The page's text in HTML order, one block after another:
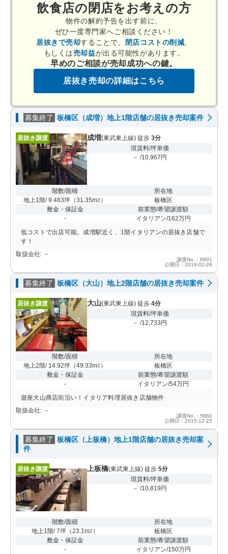
飲食店の閉店をお考えの方
物件の解約予告を出す前に、
ぜひ一度専門家へご相談ください！
居抜きで売却することで、 閉店コストの削減
もしくは売却益が出る可能性があります。
早めのご相談が売却成功への鍵。
居抜き売却の詳細はこちら
募集終了 板橋区（成増）地上1階店舗の居抜き売却案件
居抜き譲渡 成増(東武東上線) 徒歩 3分
現賃料/坪単価
－ /10,967円
階数/面積
地上1階/ 9.483坪 （31.35m2 ）
所在地
板橋区
敷金・保証金
-
前業態/希望譲渡額
イタリアン/162万円
低コストで出店可能。成増駅近く、1階イタリアンの居抜き店舗で
す！
取扱会社: －
譲渡No.：6901
公開日：2018-02-28
募集終了 板橋区（大山）地上2階店舗の居抜き売却案件
居抜き譲渡 大山(東武東上線) 徒歩 4分
現賃料/坪単価
－ /12,733円
階数/面積
地上2階/ 14.92坪 （49.33m2 ）
所在地
板橋区
敷金・保証金
-
前業態/希望譲渡額
イタリアン/54万円
遊座大山商店街沿い！イタリア料理居抜き店舗物件
取扱会社: －
譲渡No.：5860
公開日：2015-12-25
募集終了 板橋区（上板橋）地上1階店舗の居抜き売却案
件
居抜き譲渡 上板橋(東武東上線) 徒歩 5分
現賃料/坪単価
－ /10,819円
階数/面積
地上1階/ 7坪（23.1m2 ）
所在地
板橋区
敷金・保証金
-
前業態/希望譲渡額
イタリアン/150万円